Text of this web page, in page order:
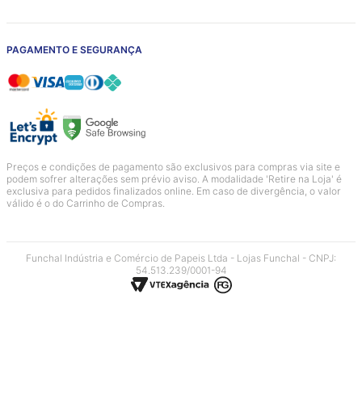
PAGAMENTO E SEGURANÇA
Preços e condições de pagamento são exclusivos para compras via site e
podem sofrer alterações sem prévio aviso. A modalidade 'Retire na Loja' é
exclusiva para pedidos finalizados online. Em caso de divergência, o valor
válido é o do Carrinho de Compras.
Funchal Indústria e Comércio de Papeis Ltda - Lojas Funchal - CNPJ:
54.513.239/0001-94